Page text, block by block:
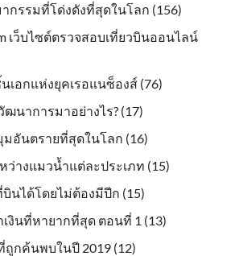
กรรมที่โด่งดังที่สุดในโลก (156)
เว็บไซต์ตรวจสอบเที่ยวบินออนไลน์
เอกแห่งยุคเรอแนซ็องส์ (76)
ฒนาการมาอย่างไร? (17)
อันตรายที่สุดในโลก (16)
ว่างแมวน้ำแต่ละประเภท (15)
นได้โดยไม่ต้องมีปีก (15)
งินที่หายากที่สุด ตอนที่ 1 (13)
กค้นพบในปี 2019 (12)